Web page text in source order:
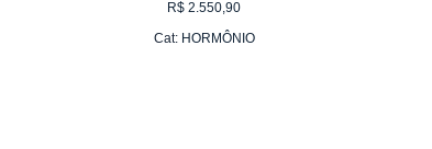
R$ 2.550,90
Cat: HORMÔNIO